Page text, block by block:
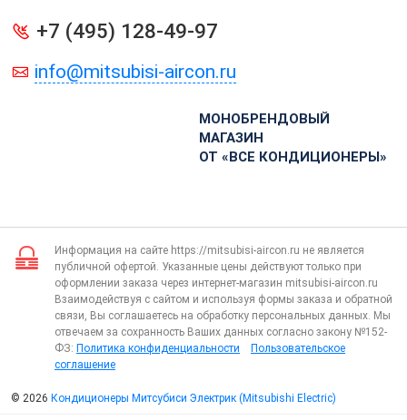
+7 (495) 128-49-97
info@mitsubisi-aircon.ru
МОНОБРЕНДОВЫЙ
МАГАЗИН
ОТ «ВСЕ КОНДИЦИОНЕРЫ»
Информация на сайте https://mitsubisi-aircon.ru не является
публичной офертой. Указанные цены действуют только при
оформлении заказа через интернет-магазин mitsubisi-aircon.ru
Взаимодействуя с сайтом и используя формы заказа и обратной
связи, Вы соглашаетесь на обработку персональных данных. Мы
отвечаем за сохранность Ваших данных согласно закону №152-
ФЗ: Политика конфиденциальности
Пользовательское
соглашение
© 2026 Кондиционеры Митсубиси Электрик (Mitsubishi Electric)